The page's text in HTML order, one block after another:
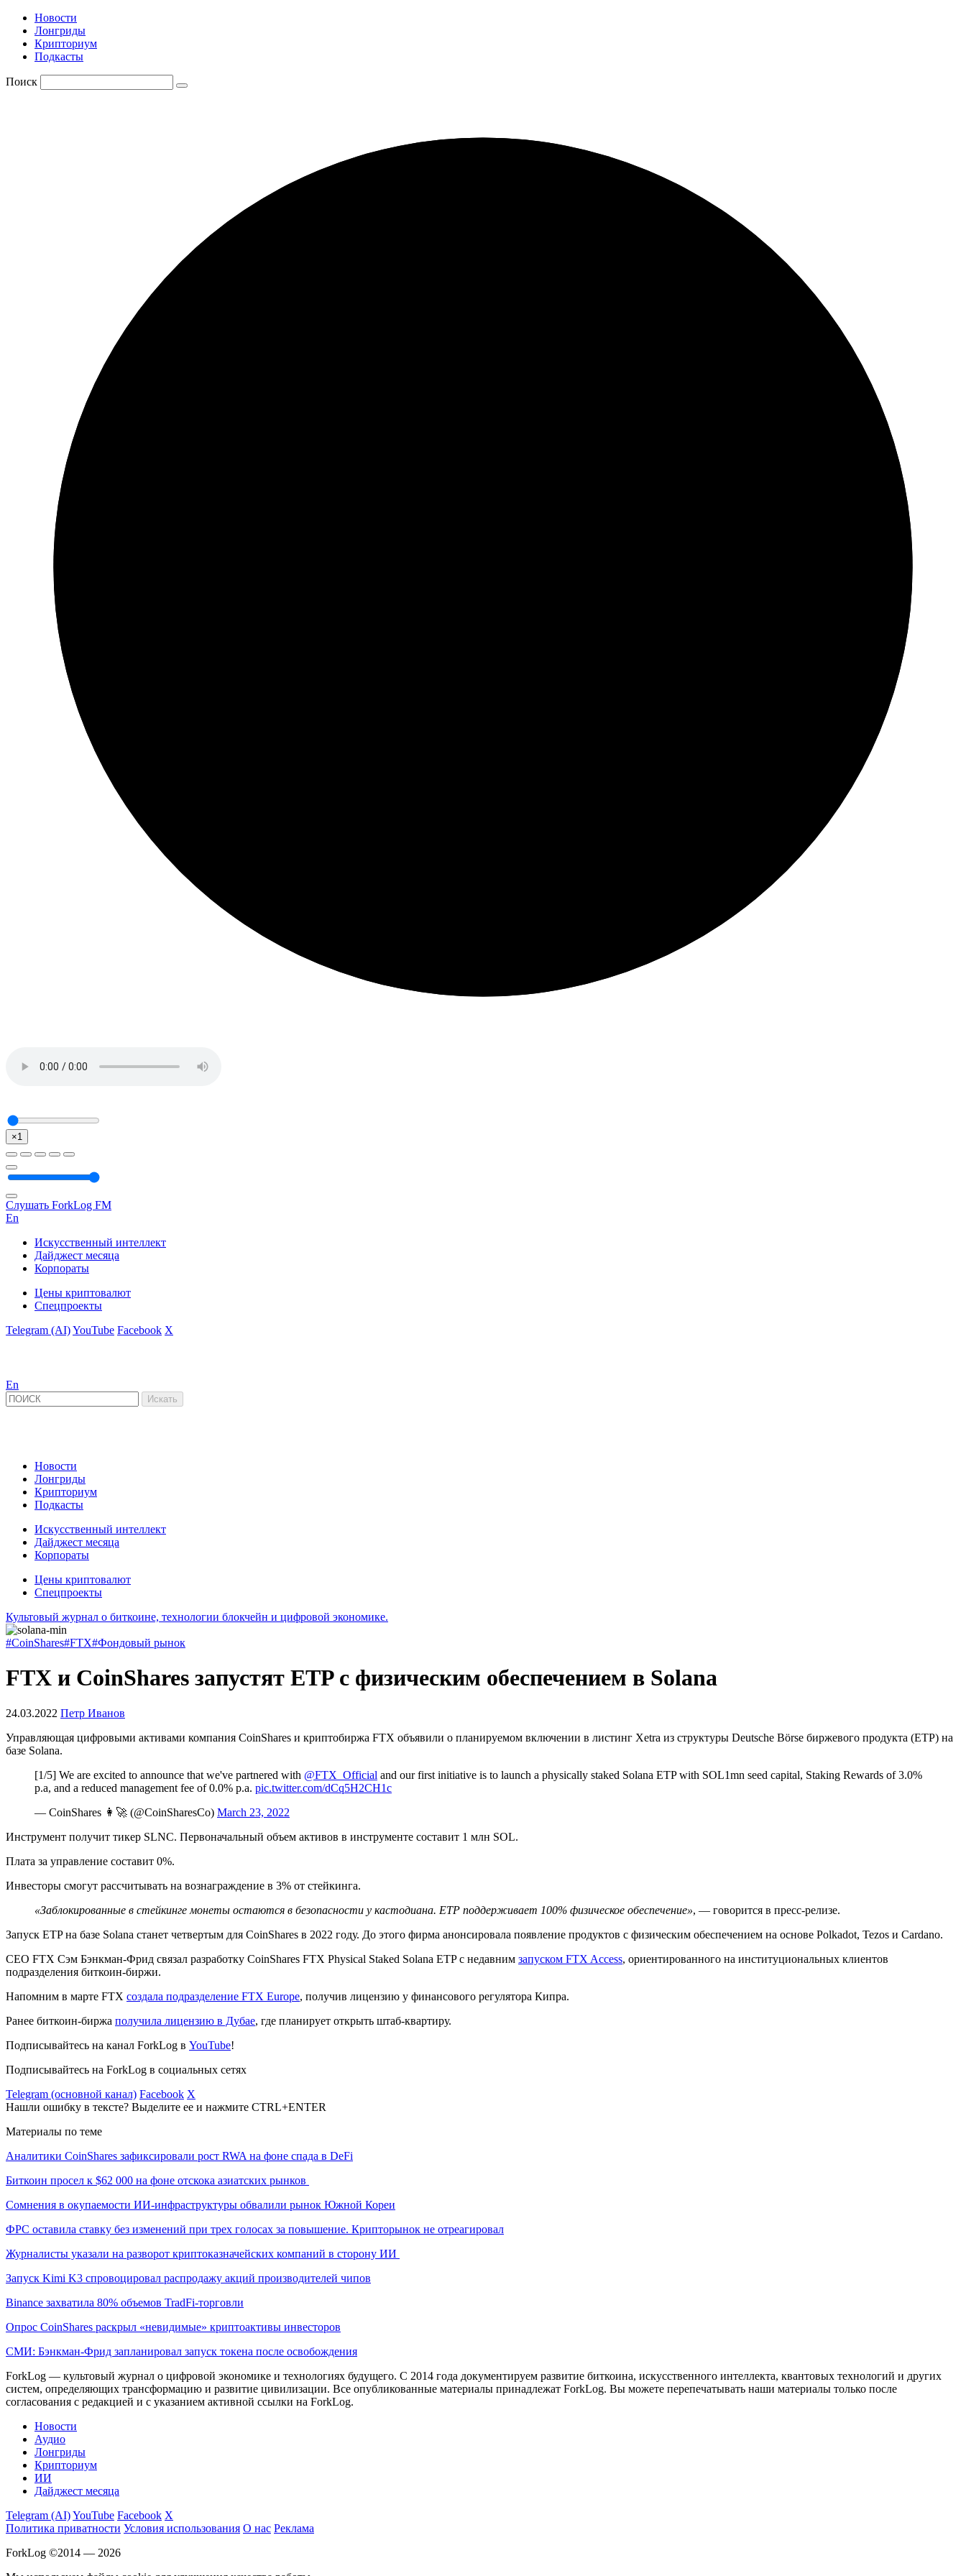
Новости
Лонгриды
Крипториум
Подкасты
Поиск
×1
Слушать ForkLog FM
En
Искусственный интеллект
Дайджест месяца
Корпораты
Цены криптовалют
Спецпроекты
Telegram (AI)YouTube Facebook X
En
Новости
Лонгриды
Крипториум
Подкасты
Искусственный интеллект
Дайджест месяца
Корпораты
Цены криптовалют
Спецпроекты
Культовый журнал о биткоине, технологии блокчейн и цифровой экономике.
#CoinShares#FTX#Фондовый рынок
FTX и CoinShares запустят ETP с физическим обеспечением в Solana
24.03.2022 Петр Иванов
Управляющая цифровыми активами компания CoinShares и криптобиржа FTX объявили о планируемом включении в листинг Xetra из структуры Deutsche Börse биржевого продукта (ETP) на
базе Solana.
[1/5] We are excited to announce that we've partnered with @FTX_Official and our first initiative is to launch a physically staked Solana ETP with SOL1mn seed capital, Staking Rewards of 3.0%
p.a, and a reduced management fee of 0.0% p.a. pic.twitter.com/dCq5H2CH1c
— CoinShares 👩‍🚀 (@CoinSharesCo) March 23, 2022
Инструмент получит тикер SLNC. Первоначальный объем активов в инструменте составит 1 млн SOL.
Плата за управление составит 0%.
Инвесторы смогут рассчитывать на вознаграждение в 3% от стейкинга.
«Заблокированные в стейкинге монеты остаются в безопасности у кастодиана. ETP поддерживает 100% физическое обеспечение», — говорится в пресс-релизе.
Запуск ETP на базе Solana станет четвертым для CoinShares в 2022 году. До этого фирма анонсировала появление продуктов c физическим обеспечением на основе Polkadot, Tezos и Cardano.
CEO FTX Сэм Бэнкман-Фрид связал разработку CoinShares FTX Physical Staked Solana ETP с недавним запуском FTX Access, ориентированного на институциональных клиентов
подразделения биткоин-биржи.
Напомним в марте FTX создала подразделение FTX Europe, получив лицензию у финансового регулятора Кипра.
Ранее биткоин-биржа получила лицензию в Дубае, где планирует открыть штаб-квартиру.
Подписывайтесь на канал ForkLog в YouTube!
Подписывайтесь на ForkLog в социальных сетях
Telegram (основной канал) Facebook X
Нашли ошибку в тексте? Выделите ее и нажмите CTRL+ENTER
Материалы по теме
Аналитики CoinShares зафиксировали рост RWA на фоне спада в DeFi
Биткоин просел к $62 000 на фоне отскока азиатских рынков
Сомнения в окупаемости ИИ-инфраструктуры обвалили рынок Южной Кореи
ФРС оставила ставку без изменений при трех голосах за повышение. Крипторынок не отреагировал
Журналисты указали на разворот криптоказначейских компаний в сторону ИИ
Запуск Kimi K3 спровоцировал распродажу акций производителей чипов
Binance захватила 80% объемов TradFi-торговли
Опрос CoinShares раскрыл «невидимые» криптоактивы инвесторов
СМИ: Бэнкман-Фрид запланировал запуск токена после освобождения
ForkLog — культовый журнал о цифровой экономике и технологиях будущего. С 2014 года документируем развитие биткоина, искусственного интеллекта, квантовых технологий и других
систем, определяющих трансформацию и развитие цивилизации. Все опубликованные материалы принадлежат ForkLog. Вы можете перепечатывать наши материалы только после
согласования с редакцией и с указанием активной ссылки на ForkLog.
Новости
Аудио
Лонгриды
Крипториум
ИИ
Дайджест месяца
Telegram (AI)YouTube Facebook X
Политика приватности Условия использования О нас Реклама
ForkLog ©2014 — 2026